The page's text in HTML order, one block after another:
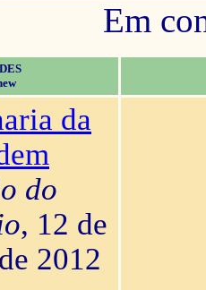
Em
da
do
, 12 de
2012